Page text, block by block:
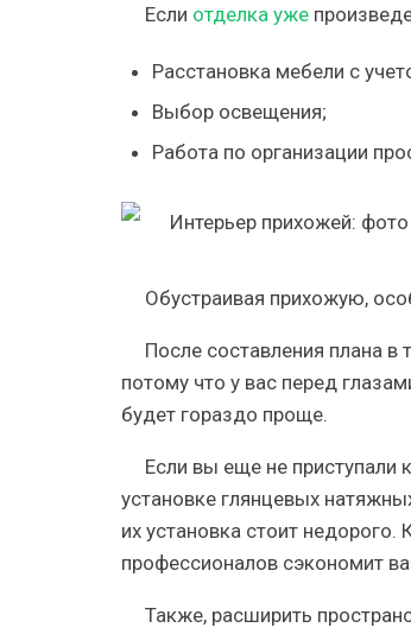
Если отделка уже
Расстановка мебели с
Выбор освещения;
Работа по организации
Обустраивая прихожую,
После составления плана в
потому что у вас перед
будет гораздо проще.
Если вы еще не приступали
установке глянцевых
их установка стоит недорого.
профессионалов сэкономит
Также, расширить